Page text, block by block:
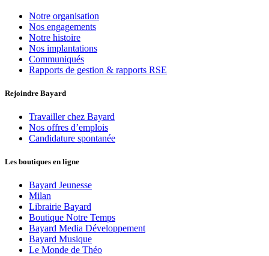
Notre organisation
Nos engagements
Notre histoire
Nos implantations
Communiqués
Rapports de gestion & rapports RSE
Rejoindre Bayard
Travailler chez Bayard
Nos offres d’emplois
Candidature spontanée
Les boutiques en ligne
Bayard Jeunesse
Milan
Librairie Bayard
Boutique Notre Temps
Bayard Media Développement
Bayard Musique
Le Monde de Théo